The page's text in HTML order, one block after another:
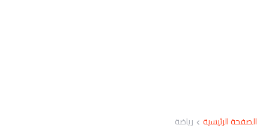
الصفحة الرئيسية رياضة